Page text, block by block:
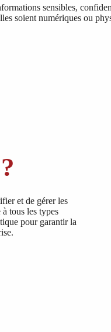
sensibles,
soient numériques ou
et de gérer les
tous les types
pour garantir la